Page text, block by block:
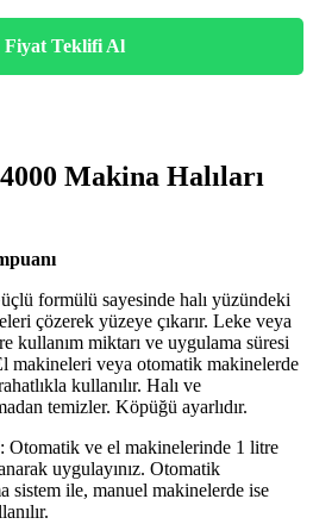
Fiyat Teklifi Al
Makina Halıları
formülü sayesinde halı yüzündeki
çözerek yüzeye çıkarır. Leke veya
kullanım miktarı ve uygulama süresi
makineleri veya otomatik makinelerde
kullanılır. Halı ve
temizler. Köpüğü ayarlıdır.
ve el makinelerinde 1 litre
uygulayınız. Otomatik
sistem ile, manuel makinelerde ise